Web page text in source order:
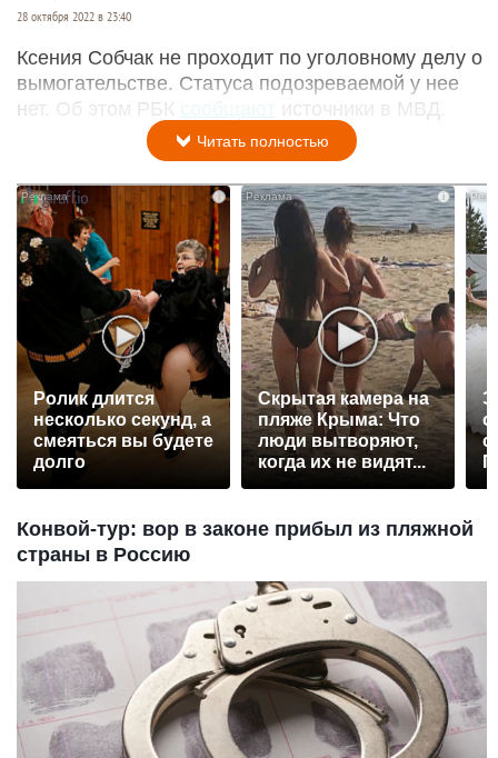
28 октября 2022 в 23:40
Ксения Собчак не проходит по уголовному делу о
вымогательстве. Статуса подозреваемой у нее
нет. Об этом РБК
сообщают источники в МВД.
Читать полностью
Ролик длится
несколько секунд, а
смеяться вы будете
долго
i
Скрытая камера на
пляже Крыма: Что
люди вытворяют,
когда их не видят...
Конвой-тур: вор в законе прибыл из пляжной
страны в Россию